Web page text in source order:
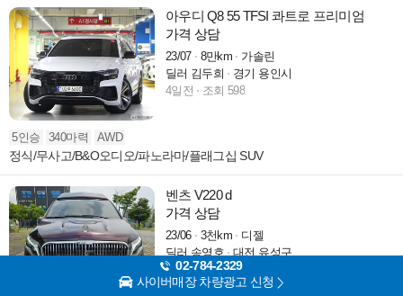
아우디 Q8 55 TFSI 콰트로 프리미엄
가격 상담
23/07 8만km
가솔린
딜러 김두희
경기 용인시
4일전
조회 598
5인승 340마력 AWD
정식/무사고/B&O오디오/파노라마/플래그십 SUV
벤츠 V220 d
가격 상담
23/06 3천km
디젤
딜러 송영호
대전 유성구
5일전
조회 5,437
02-784-2329
사이버매장 차량광고 신청